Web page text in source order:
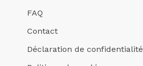
FAQ
Contact
Déclaration de confidentialité